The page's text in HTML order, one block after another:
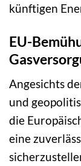
künftigen
EU-
Angesichts
und
die
eine